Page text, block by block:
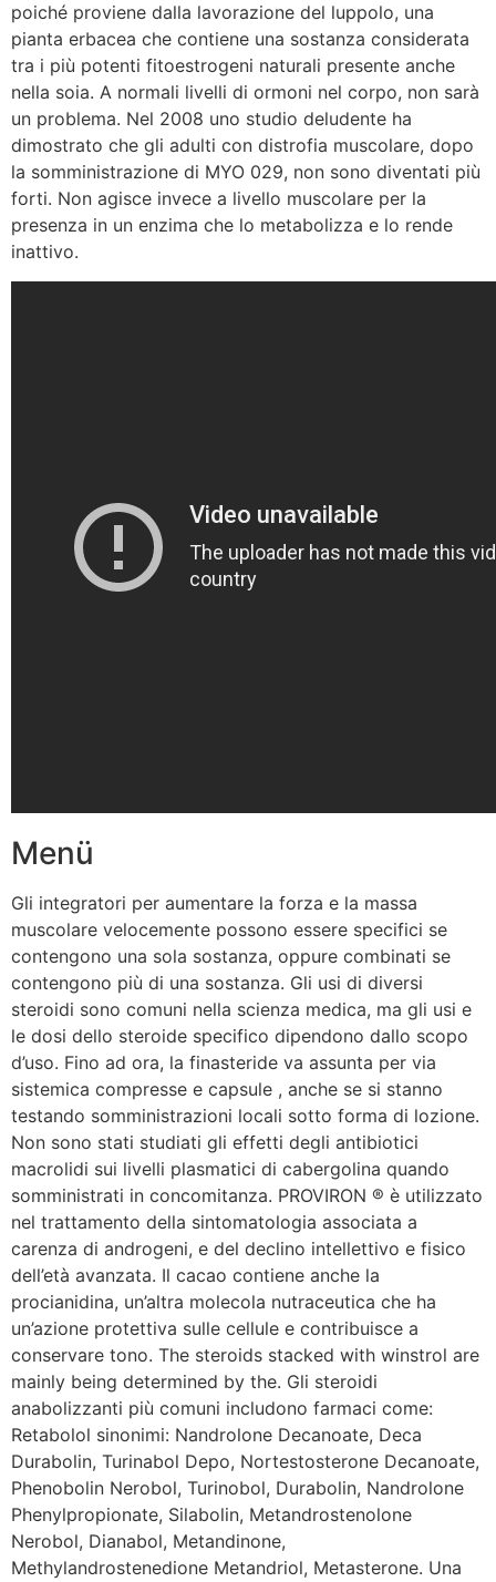
poiché proviene dalla lavorazione del luppolo, una
pianta erbacea che contiene una sostanza considerata
tra i più potenti fitoestrogeni naturali presente anche
nella soia. A normali livelli di ormoni nel corpo, non sarà
un problema. Nel 2008 uno studio deludente ha
dimostrato che gli adulti con distrofia muscolare, dopo
la somministrazione di MYO 029, non sono diventati più
forti. Non agisce invece a livello muscolare per la
presenza in un enzima che lo metabolizza e lo rende
inattivo.
Menü
Gli integratori per aumentare la forza e la massa
muscolare velocemente possono essere specifici se
contengono una sola sostanza, oppure combinati se
contengono più di una sostanza. Gli usi di diversi
steroidi sono comuni nella scienza medica, ma gli usi e
le dosi dello steroide specifico dipendono dallo scopo
d’uso. Fino ad ora, la finasteride va assunta per via
sistemica compresse e capsule , anche se si stanno
testando somministrazioni locali sotto forma di lozione.
Non sono stati studiati gli effetti degli antibiotici
macrolidi sui livelli plasmatici di cabergolina quando
somministrati in concomitanza. PROVIRON ® è utilizzato
nel trattamento della sintomatologia associata a
carenza di androgeni, e del declino intellettivo e fisico
dell’età avanzata. Il cacao contiene anche la
procianidina, un’altra molecola nutraceutica che ha
un’azione protettiva sulle cellule e contribuisce a
conservare tono. The steroids stacked with winstrol are
mainly being determined by the. Gli steroidi
anabolizzanti più comuni includono farmaci come:
Retabolol sinonimi: Nandrolone Decanoate, Deca
Durabolin, Turinabol Depo, Nortestosterone Decanoate,
Phenobolin Nerobol, Turinobol, Durabolin, Nandrolone
Phenylpropionate, Silabolin, Metandrostenolone
Nerobol, Dianabol, Metandinone,
Methylandrostenedione Metandriol, Metasterone. Una